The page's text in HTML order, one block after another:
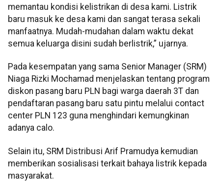
memantau kondisi kelistrikan di desa kami. Listrik
baru masuk ke desa kami dan sangat terasa sekali
manfaatnya. Mudah-mudahan dalam waktu dekat
semua keluarga disini sudah berlistrik,” ujarnya.
Pada kesempatan yang sama Senior Manager (SRM)
Niaga Rizki Mochamad menjelaskan tentang program
diskon pasang baru PLN bagi warga daerah 3T dan
pendaftaran pasang baru satu pintu melalui contact
center PLN 123 guna menghindari kemungkinan
adanya calo.
Selain itu, SRM Distribusi Arif Pramudya kemudian
memberikan sosialisasi terkait bahaya listrik kepada
masyarakat.